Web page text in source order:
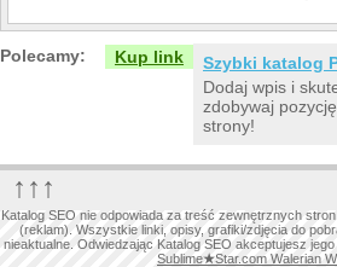
Polecamy: Kup link
Szybki katalog
Dodaj wpis i
zdobywaj
strony!
↑↑↑
Katalog SEO nie odpowiada za treść zewnętrznych
(reklam). Wszystkie linki, opisy, grafiki/zdjęcia do
nieaktualne. Odwiedzając Katalog SEO akceptujesz
Sublime★Star.com Walerian